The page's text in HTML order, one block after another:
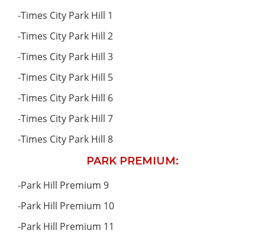
-Times City Park Hill 1
-Times City Park Hill 2
-Times City Park Hill 3
-Times City Park Hill 5
-Times City Park Hill 6
-Times City Park Hill 7
-Times City Park Hill 8
PARK PREMIUM:
-Park Hill Premium 9
-Park Hill Premium 10
-Park Hill Premium 11